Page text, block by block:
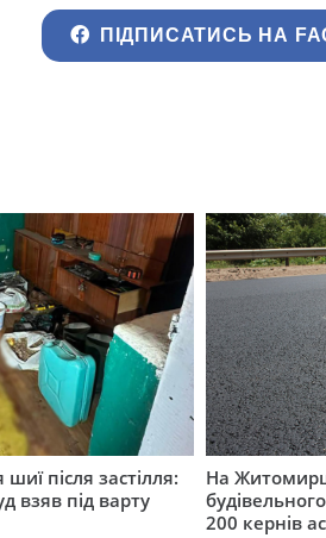
ПІДПИСАТИСЬ НА
після застілля:
взяв під варту
На
200 кернів